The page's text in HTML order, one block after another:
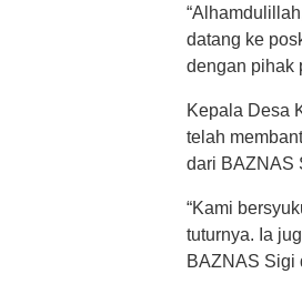
datang ke
dengan pihak
Kepala Desa
telah
dari BAZNAS
“Kami
tuturnya. Ia
BAZNAS Sigi